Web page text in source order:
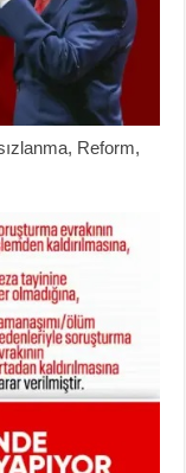
Reform,